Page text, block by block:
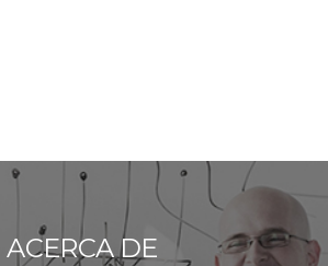
ACERCA DE